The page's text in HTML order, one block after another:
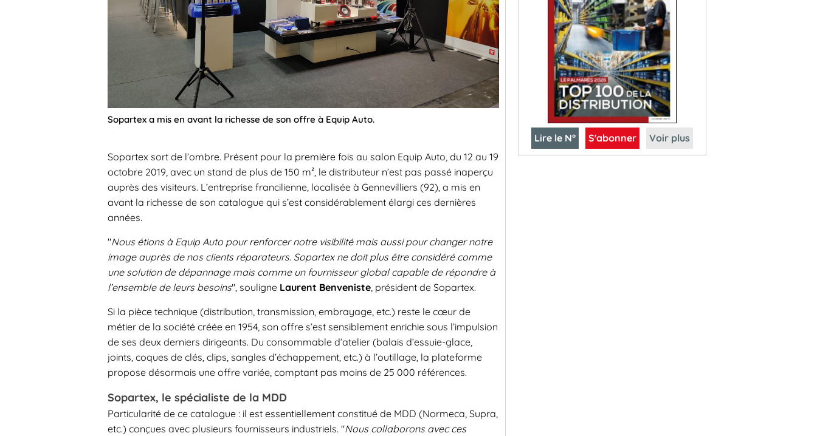
Sopartex a mis en avant la richesse de son offre à Equip Auto.
Sopartex sort de l’ombre. Présent pour la première fois au salon Equip Auto, du 12 au 19
octobre 2019, avec un stand de plus de 150 m², le distributeur n’est pas passé inaperçu
auprès des visiteurs. L’entreprise francilienne, localisée à Gennevilliers (92), a mis en
avant la richesse de son catalogue qui s’est considérablement élargi ces dernières
années.
"Nous étions à Equip Auto pour renforcer notre visibilité mais aussi pour changer notre
image auprès de nos clients réparateurs. Sopartex ne doit plus être considéré comme
une solution de dépannage mais comme un fournisseur global capable de répondre à
l’ensemble de leurs besoins", souligne Laurent Benveniste, président de Sopartex.
Si la pièce technique (distribution, transmission, embrayage, etc.) reste le cœur de
métier de la société créée en 1954, son offre s’est sensiblement enrichie sous l’impulsion
de ses deux derniers dirigeants. Du consommable d’atelier (balais d’essuie-glace,
joints, coques de clés, clips, sangles d’échappement, etc.) à l’outillage, la plateforme
propose désormais une offre variée, comptant pas moins de 25 000 références.
Sopartex, le spécialiste de la MDD
Particularité de ce catalogue : il est essentiellement constitué de MDD (Normeca, Supra,
etc.) conçues avec plusieurs fournisseurs industriels. "Nous collaborons avec ces
Lire le N° S'abonner Voir plus